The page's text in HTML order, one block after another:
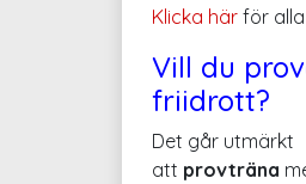
Klicka här för alla
Vill du
friidrott?
Det går utmärkt
att provträna